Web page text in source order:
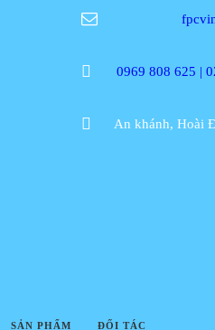
0969 808 625 |
An khánh, Hoài
SẢN PHẨM ĐỐI TÁC